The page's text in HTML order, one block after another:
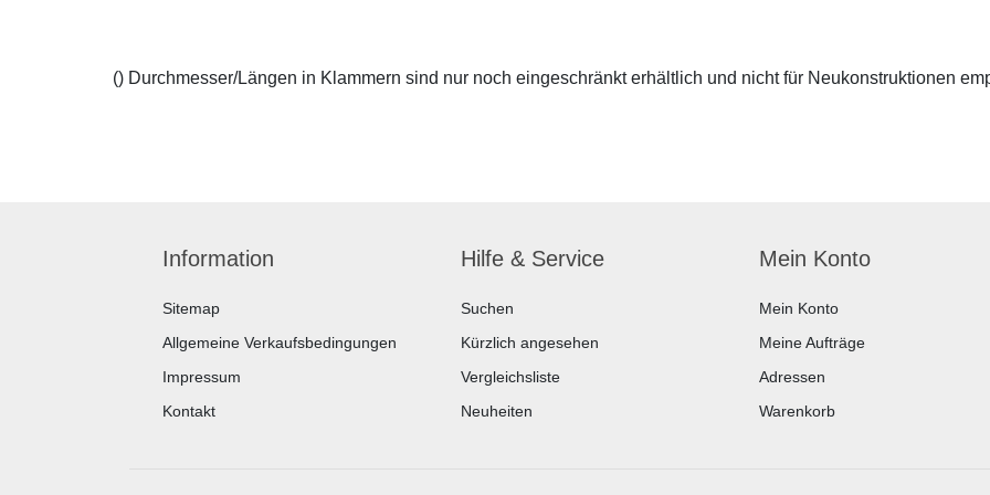
() Durchmesser/Längen in Klammern sind nur noch eingeschränkt erhältlich und nicht für Neukonstruktionen
Information
Sitemap
Allgemeine Verkaufsbedingungen
Impressum
Kontakt
Hilfe & Service
Suchen
Kürzlich angesehen
Vergleichsliste
Neuheiten
Mein Konto
Mein Konto
Meine Aufträge
Adressen
Warenkorb